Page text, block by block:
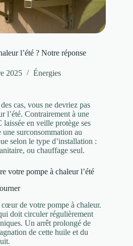
l’été ? Notre réponse
2025 Énergies
cas, vous ne devriez pas
l’été. Contrairement à une
en veille protège ses
une surconsommation au
selon le type d’installation :
ou chauffage seul.
votre pompe à chaleur l’été
de votre pompe à chaleur.
doit circuler régulièrement
Un arrêt prolongé de
de cette huile et du